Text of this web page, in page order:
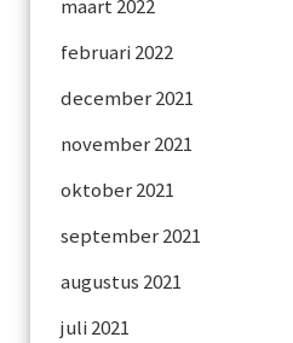
maart 2022
februari 2022
december 2021
november 2021
oktober 2021
september 2021
augustus 2021
juli 2021